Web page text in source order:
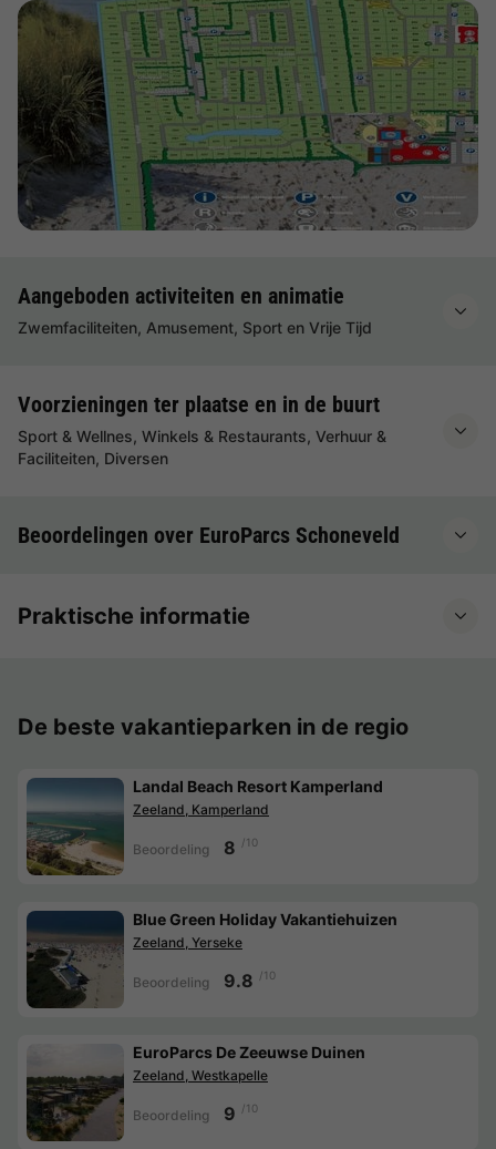
Bekijk de kaart
Aangeboden activiteiten en animatie
Zwemfaciliteiten, Amusement, Sport en Vrije Tijd
Voorzieningen ter plaatse en in de buurt
Sport & Wellnes, Winkels & Restaurants, Verhuur &
Faciliteiten, Diversen
Beoordelingen over EuroParcs Schoneveld
Praktische informatie
De beste vakantieparken in de regio
Landal Beach Resort Kamperland
Zeeland, Kamperland
Beoordeling 8 /10
Blue Green Holiday Vakantiehuizen
Zeeland, Yerseke
Beoordeling 9.8 /10
EuroParcs De Zeeuwse Duinen
Zeeland, Westkapelle
Beoordeling 9 /10